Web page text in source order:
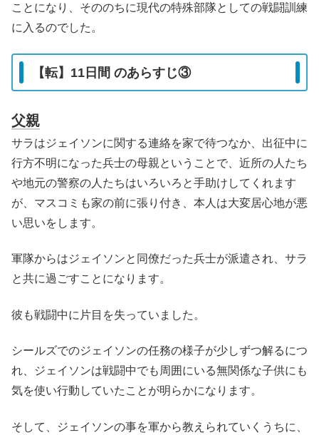
ことになり、そののちに現代の特殊部隊としての戦闘訓練
に入るのでした。
【転】11日間 のあらすじ③
父親
サラはジェイソンに関する連絡を家で待つなか、出征中に
行方不明になった兵士の母親ということで、近所の人たち
や地元の警察の人たちはいろいろと手助けしてくれます
が、マスコミも家の前に張り付き、本人は大変居心地が悪
い思いをします。
軍隊からはジェイソンと同僚だった兵士が派遣され、サラ
と共に過ごすことになります。
彼も戦闘中に片目を失っていました。
シールズでのジェイソンの任務の様子が少しずつ解るにつ
れ、ジェイソンは戦闘中でも周囲にいる無関係な子供にも
気を使い行動していたことが明らかになります。
そして、ジェイソンの事を軍から教えられていくうちに、